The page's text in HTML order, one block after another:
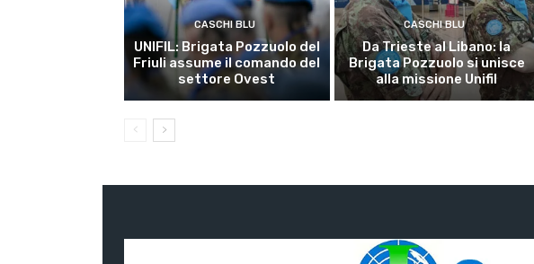
CASCHI BLU
UNIFIL: Brigata Pozzuolo del
Friuli assume il comando del
settore Ovest
CASCHI BLU
Da Trieste al Libano: la
Brigata Pozzuolo si unisce
alla missione Unifil